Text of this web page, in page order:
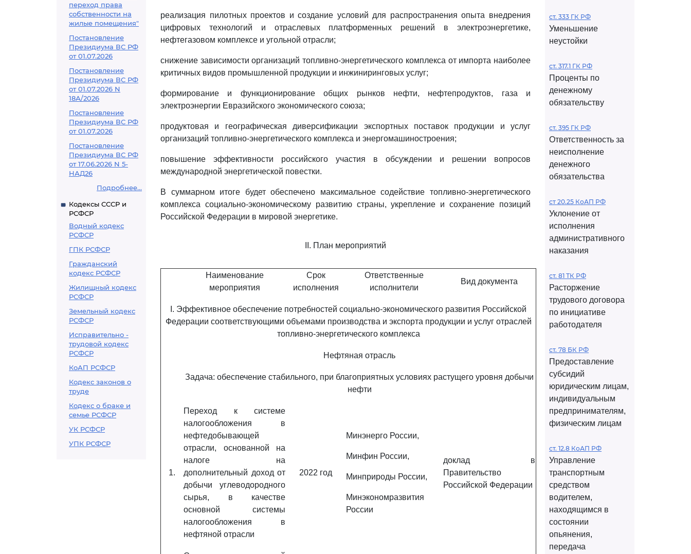
переход права
собственности на
жилые помещения"
Постановление
Президиума ВС РФ
от 01.07.2026
Постановление
Президиума ВС РФ
от 01.07.2026 N
18А/2026
Постановление
Президиума ВС РФ
от 01.07.2026
Постановление
Президиума ВС РФ
от 17.06.2026 N 5-
НАД26
Подробнее...
Кодексы СССР и
РСФСР
Водный кодекс
РСФСР
ГПК РСФСР
Гражданский
кодекс РСФСР
Жилищный кодекс
РСФСР
Земельный кодекс
РСФСР
Исправительно -
трудовой кодекс
РСФСР
КоАП РСФСР
Кодекс законов о
труде
Кодекс о браке и
семье РСФСР
УК РСФСР
УПК РСФСР
реализация пилотных проектов и создание условий для распространения опыта внедрения
цифровых технологий и отраслевых платформенных решений в электроэнергетике,
нефтегазовом комплексе и угольной отрасли;
снижение зависимости организаций топливно-энергетического комплекса от импорта наиболее
критичных видов промышленной продукции и инжиниринговых услуг;
формирование и функционирование общих рынков нефти, нефтепродуктов, газа и
электроэнергии Евразийского экономического союза;
продуктовая и географическая диверсификации экспортных поставок продукции и услуг
организаций топливно-энергетического комплекса и энергомашиностроения;
повышение эффективности российского участия в обсуждении и решении вопросов
международной энергетической повестки.
В суммарном итоге будет обеспечено максимальное содействие топливно-энергетического
комплекса социально-экономическому развитию страны, укрепление и сохранение позиций
Российской Федерации в мировой энергетике.
II. План мероприятий
Наименование
мероприятия
Срок
исполнения
Ответственные
исполнители
Вид документа
I. Эффективное обеспечение потребностей социально-экономического развития Российской
Федерации соответствующими объемами производства и экспорта продукции и услуг отраслей
топливно-энергетического комплекса
Нефтяная отрасль
Задача: обеспечение стабильного, при благоприятных условиях растущего уровня добычи
нефти
1.
Переход к системе
налогообложения в
нефтедобывающей
отрасли, основанной на
налоге на
дополнительный доход от
добычи углеводородного
сырья, в качестве
основной системы
налогообложения в
нефтяной отрасли
2022 год
Минэнерго России,
Минфин России,
Минприроды России,
Минэкономразвития
России
доклад в
Правительство
Российской Федерации
ст. 333 ГК РФ
Уменьшение
неустойки
ст. 317.1 ГК РФ
Проценты по
денежному
обязательству
ст. 395 ГК РФ
Ответственность за
неисполнение
денежного
обязательства
ст 20.25 КоАП РФ
Уклонение от
исполнения
административного
наказания
ст. 81 ТК РФ
Расторжение
трудового договора
по инициативе
работодателя
ст. 78 БК РФ
Предоставление
субсидий
юридическим лицам,
индивидуальным
предпринимателям,
физическим лицам
ст. 12.8 КоАП РФ
Управление
транспортным
средством
водителем,
находящимся в
состоянии
опьянения,
передача